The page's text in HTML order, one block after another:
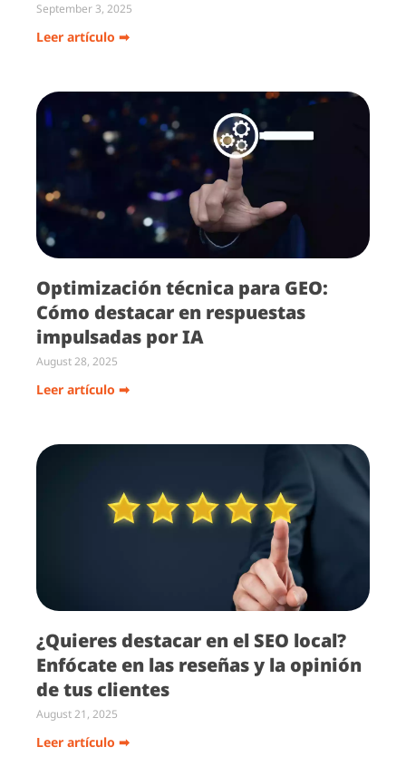
September 3, 2025
Leer artículo ➡
Optimización técnica para GEO:
Cómo destacar en respuestas
impulsadas por IA
August 28, 2025
Leer artículo ➡
¿Quieres destacar en el SEO local?
Enfócate en las reseñas y la opinión
de tus clientes
August 21, 2025
Leer artículo ➡